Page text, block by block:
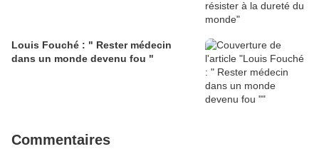
Louis Fouché : " Rester médecin
dans un monde devenu fou "
Commentaires